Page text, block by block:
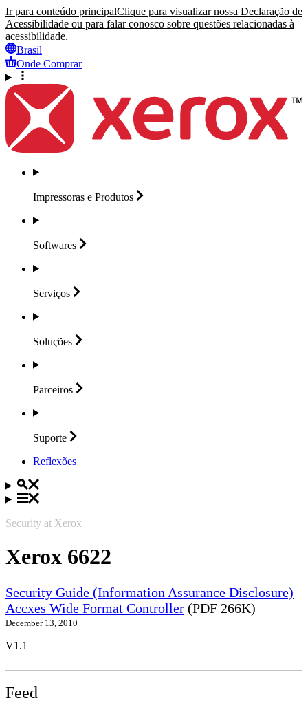
Ir para conteúdo principalClique para visualizar nossa Declaração de
Acessibilidade ou para falar conosco sobre questões relacionadas à
acessibilidade.
Brasil
Onde Comprar
Impressoras e Produtos
Softwares
Serviços
Soluções
Parceiros
Suporte
Reflexões
Security at Xerox
Xerox 6622
Security Guide (Information Assurance Disclosure)
Accxes Wide Format Controller (PDF 266K)
December 13, 2010
V1.1
Feed